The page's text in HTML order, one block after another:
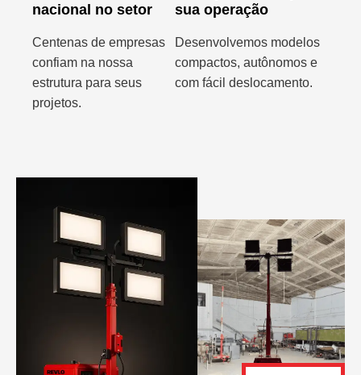
nacional no setor
Centenas de empresas
confiam na nossa
estrutura para seus
projetos.
sua operação
Desenvolvemos modelos
compactos, autônomos e
com fácil deslocamento.